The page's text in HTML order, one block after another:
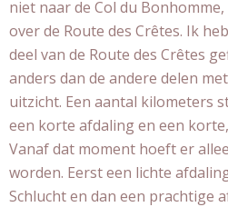
niet naar de Col du
over de Route des Crêtes. Ik
deel van de Route des Crêtes
anders dan de andere delen
uitzicht. Een aantal kilometers
een korte afdaling en een
Vanaf dat moment hoeft er
worden. Eerst een lichte
Schlucht en dan een prachtige